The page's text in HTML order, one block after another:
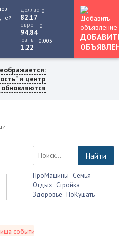
доллар
82.17
0
евро
94.84
0
юань
1.22
+0.003
и центр
обновляются
и не только это.
Найти
ПроМашины Семья
Отдых Стройка
Здоровье ПоКушать